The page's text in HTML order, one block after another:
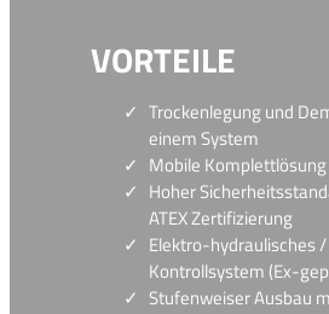
VORTEILE
Trockenlegung und
einem System
Mobile Komplettlösung
Hoher
ATEX Zertifizierung
Elektro-hydraulisches
Kontrollsystem (Ex-
Stufenweiser Ausbau